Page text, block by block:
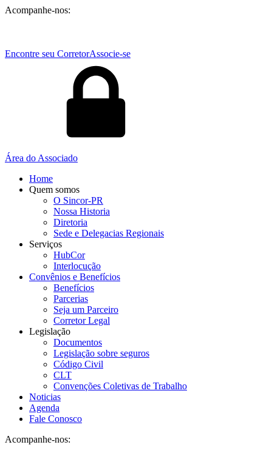
Acompanhe-nos:
Encontre seu CorretorAssocie-se
Área do Associado
Home
Quem somos
O Sincor-PR
Nossa Historia
Diretoria
Sede e Delegacias Regionais
Serviços
HubCor
Interlocução
Convênios e Benefícios
Benefícios
Parcerias
Seja um Parceiro
Corretor Legal
Legislação
Documentos
Legislação sobre seguros
Código Civil
CLT
Convenções Coletivas de Trabalho
Noticias
Agenda
Fale Conosco
Acompanhe-nos: